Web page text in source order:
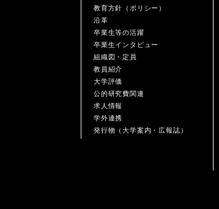
教育方針（ポリシー）
沿革
卒業生等の活躍
卒業生インタビュー
組織図・定員
教員紹介
大学評価
公的研究費関連
求人情報
学外連携
発行物（大学案内・広報誌）